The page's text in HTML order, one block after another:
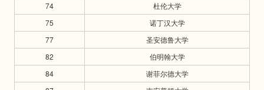
74
杜伦大学
75
诺丁汉大学
77
圣安德鲁大学
82
伯明翰大学
84
谢菲尔德大学